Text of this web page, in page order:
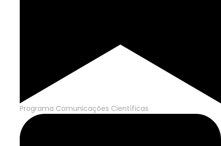
Programa Comunicações Científicas